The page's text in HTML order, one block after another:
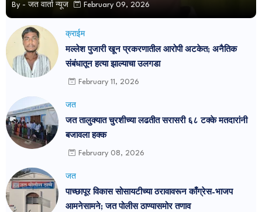
By - जत वार्ता न्यूज February 09, 2026
क्राईम
मल्लेश पुजारी खून प्रकरणातील आरोपी अटकेत; अनैतिक
संबंधातून हत्या झाल्याचा उलगडा
February 11, 2026
जत
जत तालुक्यात चुरशीच्या लढतीत सरासरी ६८ टक्के मतदारांनी
बजावला हक्क
February 08, 2026
जत
पाच्छापूर विकास सोसायटीच्या ठरावावरून काँग्रेस-भाजप
आमनेसामने; जत पोलीस ठाण्यासमोर तणाव